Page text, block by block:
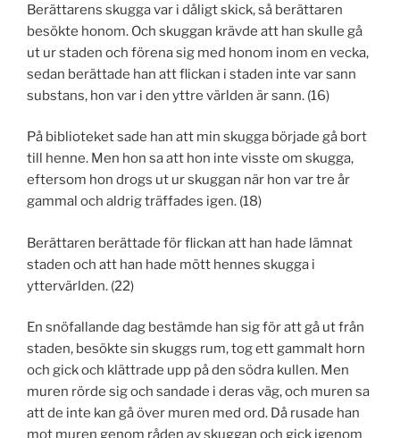
Berättarens skugga var i dåligt skick, så berättaren
besökte honom. Och skuggan krävde att han skulle gå
ut ur staden och förena sig med honom inom en vecka,
sedan berättade han att flickan i staden inte var sann
substans, hon var i den yttre världen är sann. (16)
På biblioteket sade han att min skugga började gå bort
till henne. Men hon sa att hon inte visste om skugga,
eftersom hon drogs ut ur skuggan när hon var tre år
gammal och aldrig träffades igen. (18)
Berättaren berättade för flickan att han hade lämnat
staden och att han hade mött hennes skugga i
yttervärlden. (22)
En snöfallande dag bestämde han sig för att gå ut från
staden, besökte sin skuggs rum, tog ett gammalt horn
och gick och klättrade upp på den södra kullen. Men
muren rörde sig och sandade i deras väg, och muren sa
att de inte kan gå över muren med ord. Då rusade han
mot muren genom råden av skuggan och gick igenom